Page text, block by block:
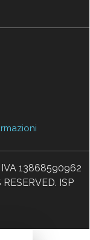
13868590962
ISP